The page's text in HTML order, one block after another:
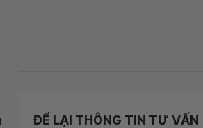
ĐỂ LẠI THÔNG TIN TƯ VẤN